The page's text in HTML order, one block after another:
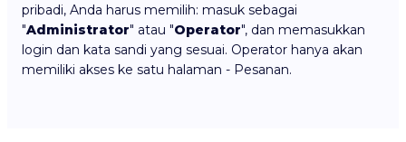
pribadi, Anda harus memilih: masuk sebagai
"Administrator" atau "Operator", dan memasukkan
login dan kata sandi yang sesuai. Operator hanya akan
memiliki akses ke satu halaman - Pesanan.